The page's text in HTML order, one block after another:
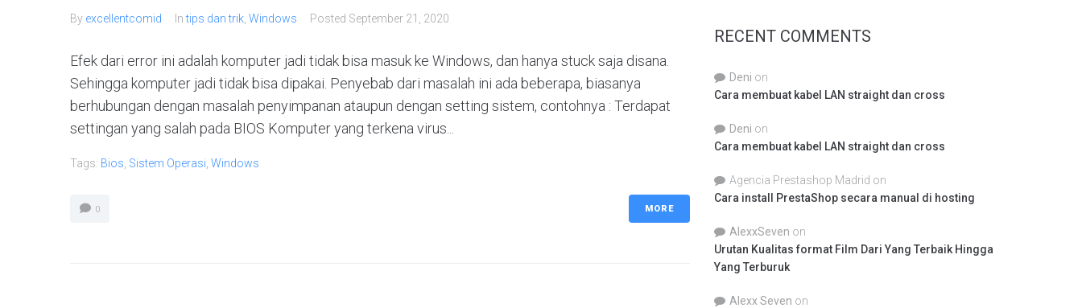
By excellentcomid Intips dan trik Windows Posted September 21, 2020
Efek dari error ini adalah komputer jadi tidak bisa masuk ke Windows, dan hanya stuck saja disana.
Sehingga komputer jadi tidak bisa dipakai. Penyebab dari masalah ini ada beberapa, biasanya
berhubungan dengan masalah penyimpanan ataupun dengan setting sistem, contohnya : Terdapat
settingan yang salah pada BIOS Komputer yang terkena virus...
Tags: Bios Sistem Operasi Windows
0 MORE
RECENT COMMENTS
Deni on
Cara membuat kabel LAN straight dan cross
Deni on
Cara membuat kabel LAN straight dan cross
Agencia Prestashop Madrid on
Cara install PrestaShop secara manual di hosting
AlexxSeven on
Urutan Kualitas format Film Dari Yang Terbaik Hingga
Yang Terburuk
Alexx Seven on